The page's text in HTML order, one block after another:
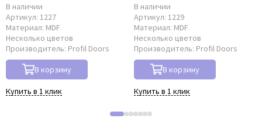
В наличии
Артикул: 1227
Материал: MDF
Несколько цветов
Производитель: Profil Doors
В корзину
Купить в 1 клик
В наличии
Артикул: 1229
Материал: MDF
Несколько цветов
Производитель: Profil Doors
В корзину
Купить в 1 клик